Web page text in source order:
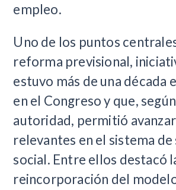
empleo.
​Uno de los puntos
reforma previsional,
estuvo más de una década
en el Congreso y que,
autoridad, permitió
relevantes en el sistema de
social. Entre ellos destacó
reincorporación del